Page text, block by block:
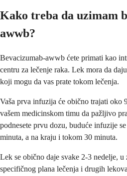
Kako treba da uzimam
awwb?
Bevacizumab-awwb ćete primati kao
centru za lečenje raka. Lek mora da
koji mogu da vas prate tokom lečenja.
Vaša prva infuzija će obično trajati oko
vašem medicinskom timu da pažljivo
podnesete prvu dozu, buduće infuzije
minuta, a na kraju i tokom 30 minuta.
Lek se obično daje svake 2-3 nedelje, u
specifičnog plana lečenja i drugih